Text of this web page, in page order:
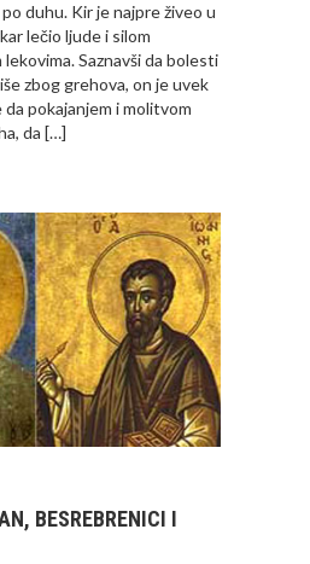
duhu. Kir je najpre živeo u
lečio ljude i silom
Saznavši da bolesti
zbog grehova, on je uvek
pokajanjem i molitvom
da […]
BESREBRENICI I